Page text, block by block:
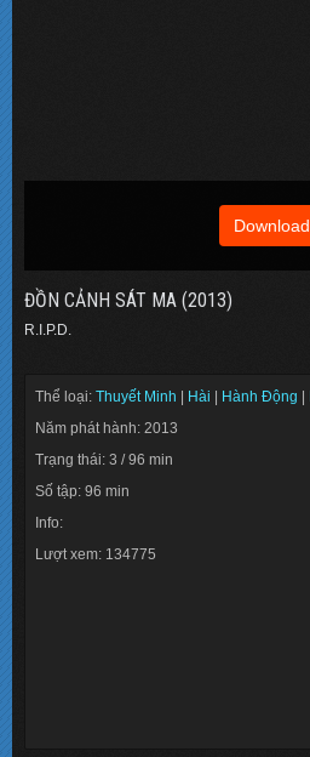
Download
ĐỒN CẢNH SÁT MA (2013)
R.I.P.D.
Thể loại: Thuyết Minh Hài Hành Động
Năm phát hành: 2013
Trạng thái: 3 / 96 min
Số tập: 96 min
Info:
Lượt xem: 134775